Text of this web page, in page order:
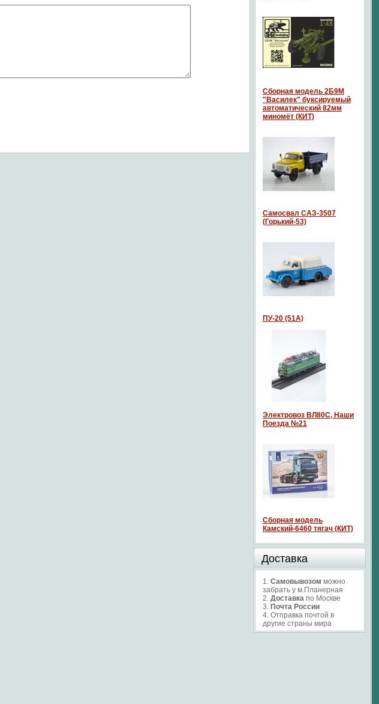
Сборная модель 2Б9М
"Василек" буксируемый
автоматический 82мм
миномёт (КИТ)
Самосвал САЗ-3507
(Горький-53)
ПУ-20 (51А)
Электровоз ВЛ80С, Наши
Поезда №21
Сборная модель
Камский-6460 тягач (КИТ)
Доставка
1. Самовывозом можно
забрать у м.Планерная
2. Доставка по Москве
3. Почта России
4. Отправка почтой в
другие страны мира